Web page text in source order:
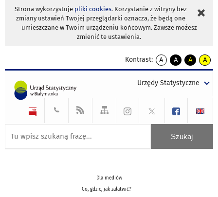
Strona wykorzystuje pliki cookies. Korzystanie z witryny bez
zmiany ustawień Twojej przeglądarki oznacza, że będą one
umieszczane w Twoim urządzeniu końcowym. Zawsze możesz
zmienić te ustawienia.
Kontrast:
A
kontrast
A
kontrast
tekst
czarnym
A
kontrast
tekst
czarnym
A
tekst
żółtym
Urzędy Statystyczne
Dla mediów
Co, gdzie, jak załatwić?